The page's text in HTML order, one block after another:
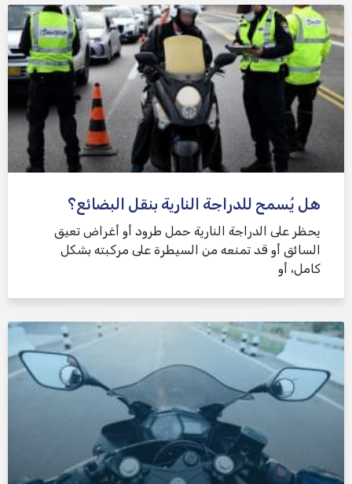
هل يُسمح للدراجة النارية بنقل البضائع؟
يحظر على الدراجة النارية حمل طرود أو أغراض تعيق
السائق أو قد تمنعه من السيطرة على مركبته بشكل
كامل، أو